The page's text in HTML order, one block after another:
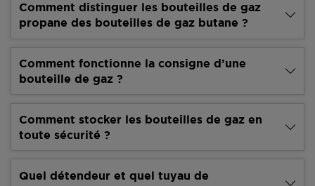
Comment distinguer les bouteilles de gaz
propane des bouteilles de gaz butane ?
Comment fonctionne la consigne d’une
bouteille de gaz ?
Comment stocker les bouteilles de gaz en
toute sécurité ?
Quel détendeur et quel tuyau de